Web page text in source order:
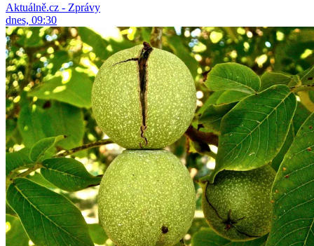
Aktuálně.cz - Zprávy
dnes, 09:30